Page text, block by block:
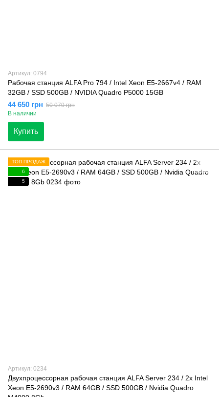
Артикул: 0794
Рабочая станция ALFA Pro 794 / Intel Xeon E5-2667v4 / RAM
32GB / SSD 500GB / NVIDIA Quadro P5000 15GB
44 650 грн 50 070 грн
В наличии
Купить
ТОП ПРОДАЖ
6
5
Артикул: 0234
Двухпроцессорная рабочая станция ALFA Server 234 / 2x Intel
Xeon E5-2690v3 / RAM 64GB / SSD 500GB / Nvidia Quadro